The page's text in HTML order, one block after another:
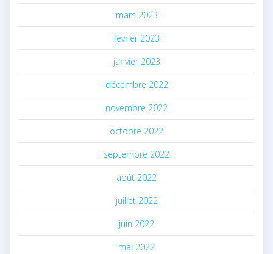
mars 2023
février 2023
janvier 2023
décembre 2022
novembre 2022
octobre 2022
septembre 2022
août 2022
juillet 2022
juin 2022
mai 2022